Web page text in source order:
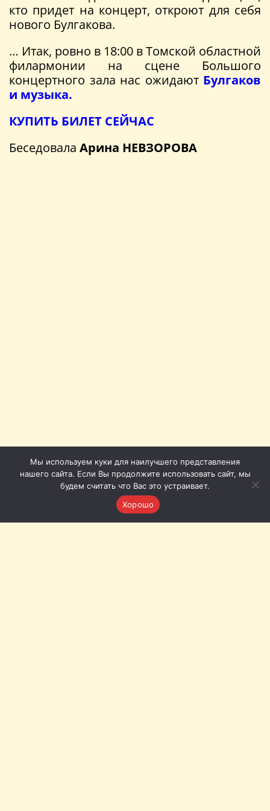
кто придет на концерт, откроют для себя
нового Булгакова.
… Итак, ровно в 18:00 в Томской областной
филармонии на сцене Большого
концертного зала нас ожидаютБулгаков
и музыка.
КУПИТЬ БИЛЕТ СЕЙЧАС
Беседовала Арина НЕВЗОРОВА
Мы используем куки для наилучшего представления
нашего сайта. Если Вы продолжите использовать сайт, мы
будем считать что Вас это устраивает.
Хорошо